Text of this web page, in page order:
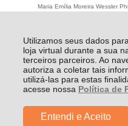
Utilizamos seus dados
loja virtual durante a sua
terceiros parceiros. Ao
autoriza a coletar tais
utilizá-las para estas
acesse nossa Política de
Entendi e Aceito
Maria Emília Moreira Wessler